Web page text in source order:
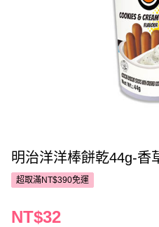
明治洋洋棒餅乾44g-香
超取滿NT$390免運
NT$32